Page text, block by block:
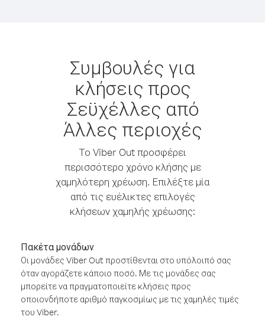
Συμβουλές για
κλήσεις προς
Σεϋχέλλες από
Άλλες περιοχές
Το Viber Out προσφέρει
περισσότερο χρόνο κλήσης με
χαμηλότερη χρέωση. Επιλέξτε μία
από τις ευέλικτες επιλογές
κλήσεων χαμηλής χρέωσης:
Πακέτα μονάδων
Οι μονάδες Viber Out προστίθενται στο υπόλοιπό σας
όταν αγοράζετε κάποιο ποσό. Με τις μονάδες σας
μπορείτε να πραγματοποιείτε κλήσεις προς
οποιονδήποτε αριθμό παγκοσμίως με τις χαμηλές τιμές
του Viber.